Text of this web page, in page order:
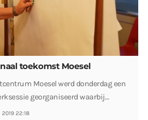
toekomst Moesel
Moesel werd donderdag een
georganiseerd waarbij…
22:18